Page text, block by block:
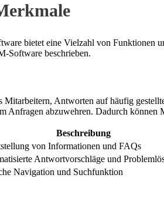
bietet eine Vielzahl von Funktionen
Software beschrieben.
Mitarbeitern, Antworten auf häufig
Anfragen abzuwehren. Dadurch
Beschreibung
von Informationen und FAQs
Antwortvorschläge und
Navigation und Suchfunktion